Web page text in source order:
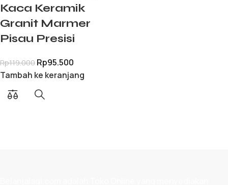
Kaca Keramik
Granit Marmer
Pisau Presisi
Rp119.000 Rp95.500
Tambah ke keranjang